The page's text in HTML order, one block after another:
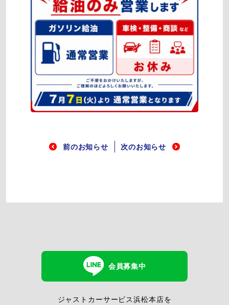
前のお知らせ 次のお知らせ
会員募集中
ジャストカーサービス浜松本店を